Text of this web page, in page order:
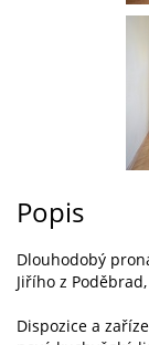
Popis
Dlouhodobý
Jiřího z
Dispozice a